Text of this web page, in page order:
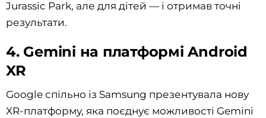
Jurassic Park, але для дітей — і отримав точні
результати.
4. Gemini на платформі Android
XR
Google спільно із Samsung презентувала нову
XR-платформу, яка поєднує можливості Gemini